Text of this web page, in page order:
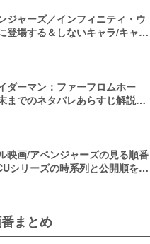
ジャーズ／インフィニティ・ウ
登場する＆しないキャラ/キャス
ダーマン：ファーフロムホー
までのネタバレあらすじ解説＆
映画/アベンジャーズの見る順番
シリーズの時系列と公開順を全
まとめ